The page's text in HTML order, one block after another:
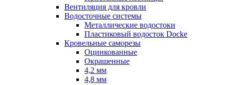
Вентиляция для кровли
Водосточные системы
Металлические водостоки
Пластиковый водосток Docke
Кровельные саморезы
Оцинкованные
Окрашенные
4,2 мм
4,8 мм